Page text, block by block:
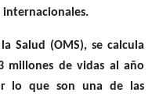
Salud (OMS),se calcula
millones de vidas al año
lo que son una de las